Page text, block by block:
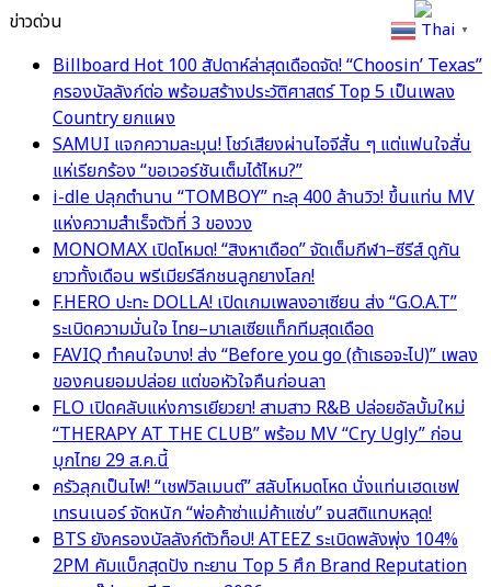
ข่าวด่วน
Billboard Hot 100 สัปดาห์ล่าสุดเดือดจัด! “Choosin’ Texas”
ครองบัลลังก์ต่อ พร้อมสร้างประวัติศาสตร์ Top 5 เป็นเพลง
Country ยกแผง
SAMUI แจกความละมุน! โชว์เสียงผ่านไอจีสั้น ๆ แต่แฟนใจสั่น
แห่เรียกร้อง “ขอเวอร์ชันเต็มได้ไหม?”
i-dle ปลุกตำนาน “TOMBOY” ทะลุ 400 ล้านวิว! ขึ้นแท่น MV
แห่งความสำเร็จตัวที่ 3 ของวง
MONOMAX เปิดโหมด! “สิงหาเดือด” จัดเต็มกีฬา–ซีรีส์ ดูกัน
ยาวทั้งเดือน พรีเมียร์ลีกชนลูกยางโลก!
F.HERO ปะทะ DOLLA! เปิดเกมเพลงอาเซียน ส่ง “G.O.A.T”
ระเบิดความมั่นใจ ไทย–มาเลเซียแท็กทีมสุดเดือด
FAVIQ ทำคนใจบาง! ส่ง “Before you go (ถ้าเธอจะไป)” เพลง
ของคนยอมปล่อย แต่ขอหัวใจคืนก่อนลา
FLO เปิดคลับแห่งการเยียวยา! สามสาว R&B ปล่อยอัลบั้มใหม่
“THERAPY AT THE CLUB” พร้อม MV “Cry Ugly” ก่อน
บุกไทย 29 ส.ค.นี้
ครัวลุกเป็นไฟ! “เชฟวิลเมนต์” สลับโหมดโหด นั่งแท่นเฮดเชฟ
เทรนเนอร์ จัดหนัก “พ่อค้าซ่าแม่ค้าแซ่บ” จนสติแทบหลุด!
BTS ยังครองบัลลังก์ตัวท็อป! ATEEZ ระเบิดพลังพุ่ง 104%
2PM คัมแบ็กสุดปัง ทะยาน Top 5 ศึก Brand Reputation
Thai ▼